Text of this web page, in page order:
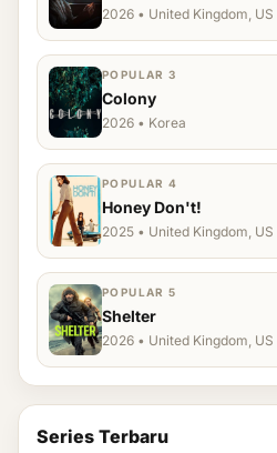
2026 • United Kingdom, US
POPULAR 3
Colony
2026 • Korea
POPULAR 4
Honey Don't!
2025 • United Kingdom, US
POPULAR 5
Shelter
2026 • United Kingdom, US
Series Terbaru